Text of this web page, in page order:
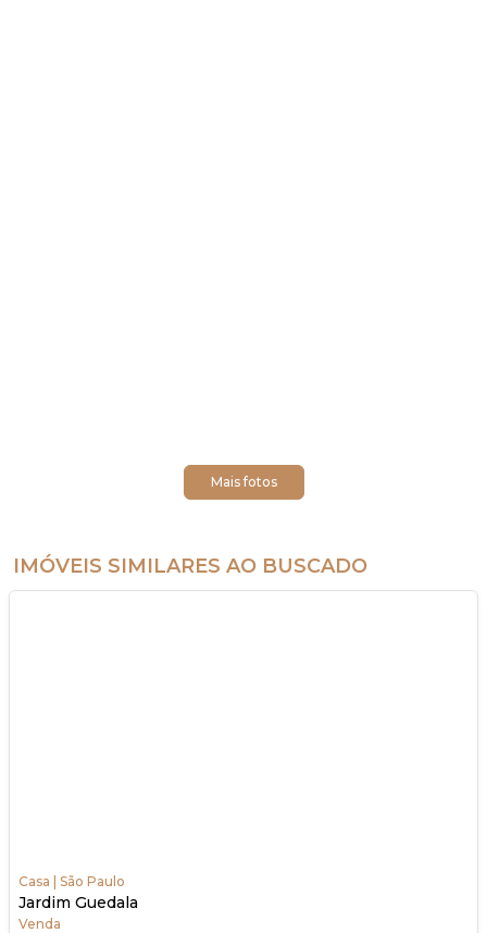
Mais fotos
IMÓVEIS SIMILARES AO BUSCADO
Casa | São Paulo
Jardim Guedala
Venda